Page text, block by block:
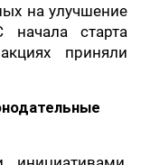
на улучшение
старта
приняли